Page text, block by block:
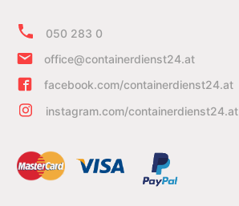
050 283 0
office@containerdienst24.at
facebook.com/containerdienst24.at
instagram.com/containerdienst24.at